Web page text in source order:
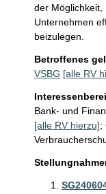
der Möglichkeit,
Unternehmen
beizulegen.
Betroffenes
VSBG [alle RV
Bank- und
[alle RV hierzu];